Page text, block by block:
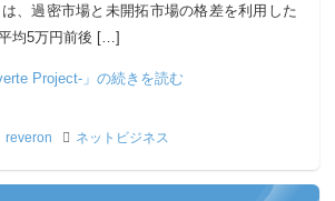
、過密市場と未開拓市場の格差を利用した
均5万円前後 […]
Project-」の続きを読む
reveron ネットビジネス